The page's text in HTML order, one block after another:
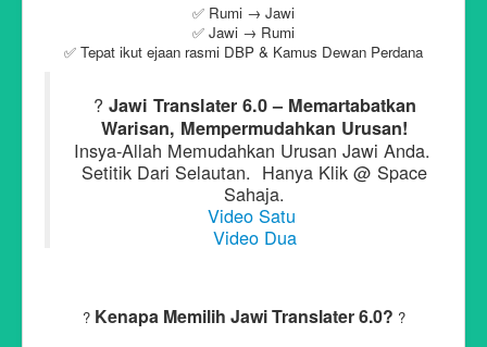
✅ Rumi → Jawi
✅ Jawi → Rumi
✅ Tepat ikut ejaan rasmi DBP & Kamus Dewan Perdana
? Jawi Translater 6.0 – Memartabatkan
Warisan, Mempermudahkan Urusan!
Insya-Allah Memudahkan Urusan Jawi Anda.
Setitik Dari Selautan. Hanya Klik @ Space
Sahaja.
Video Satu
Video Dua
?Kenapa Memilih Jawi Translater 6.0? ?